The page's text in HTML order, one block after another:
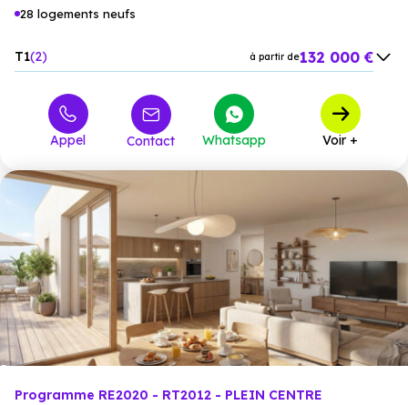
28 logements neufs
T1 2 à partir de132 000 €
à partir de 228 000 €
à partir de 292 000 €
Appel Contact Whatsapp Voir +
Programme RE2020 - RT2012 - PLEIN CENTRE